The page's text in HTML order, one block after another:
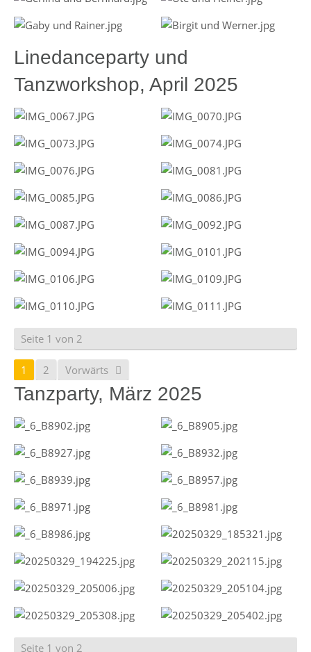
Linedanceparty und
Tanzworkshop, April 2025
Seite 1 von 2
1 2 Vorwärts
Tanzparty, März 2025
Seite 1 von 2